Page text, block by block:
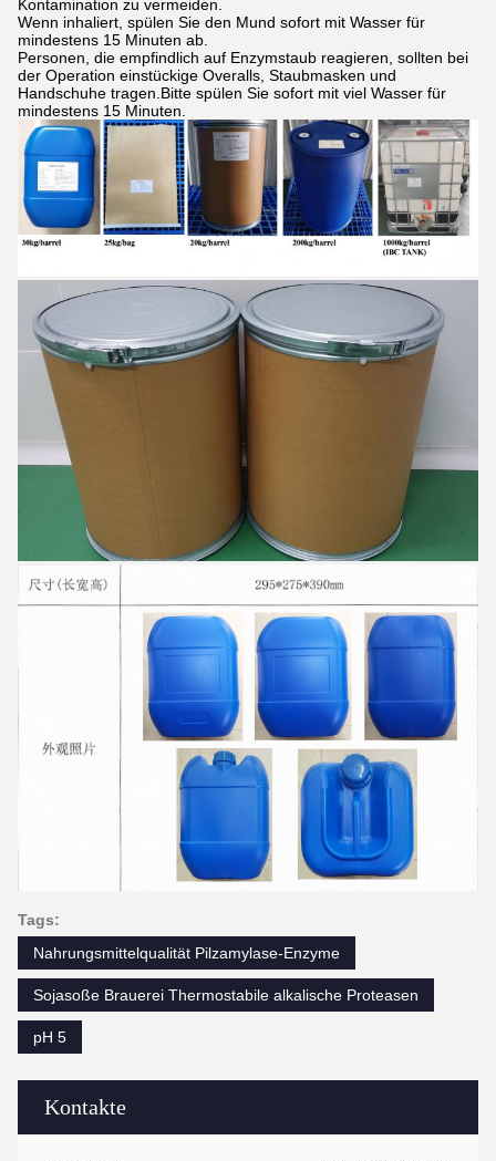
Kontakte
Kontamination zu vermeiden.
Wenn inhaliert, spülen Sie den Mund sofort mit Wasser für
mindestens 15 Minuten ab.
Personen, die empfindlich auf Enzymstaub reagieren, sollten bei
der Operation einstückige Overalls, Staubmasken und
Handschuhe tragen.Bitte spülen Sie sofort mit viel Wasser für
mindestens 15 Minuten.
Tags:
Nahrungsmittelqualität Pilzamylase-Enzyme
Sojasoße Brauerei Thermostabile alkalische Proteasen
pH 5